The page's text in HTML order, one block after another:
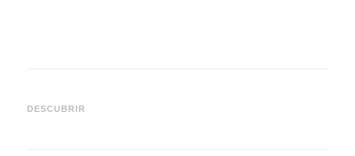
DESCUBRIR
Epidiolex y el estado actual